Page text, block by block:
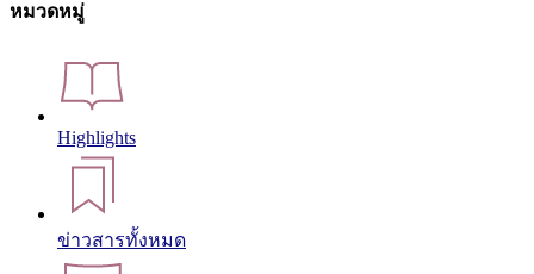
หมวดหมู่
Highlights
ข่าวสารทั้งหมด